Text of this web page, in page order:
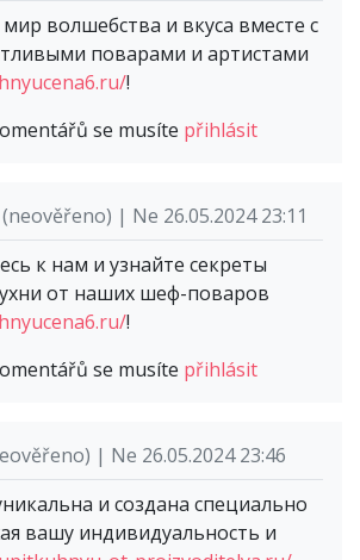
волшебства и вкуса вместе с
поварами и артистами
!
se musíte přihlásit
| Ne 26.05.2024 23:11
к нам и узнайте секреты
от наших шеф-поваров
!
se musíte přihlásit
| Ne 26.05.2024 23:46
и создана специально
вашу индивидуальность и